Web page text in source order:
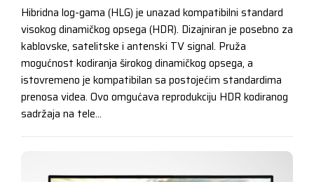
Hibridna log-gama (HLG) je unazad kompatibilni standard
visokog dinamičkog opsega (HDR). Dizajniran je posebno za
kablovske, satelitske i antenski TV signal. Pruža
mogućnost kodiranja širokog dinamičkog opsega, a
istovremeno je kompatibilan sa postojećim standardima
prenosa videa. Ovo omgućava reprodukciju HDR kodiranog
sadržaja na tele...